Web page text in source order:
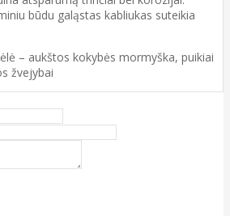
būdu galąstas kabliukas suteikia
– aukštos kokybės mormyška, puikiai
žvejybai